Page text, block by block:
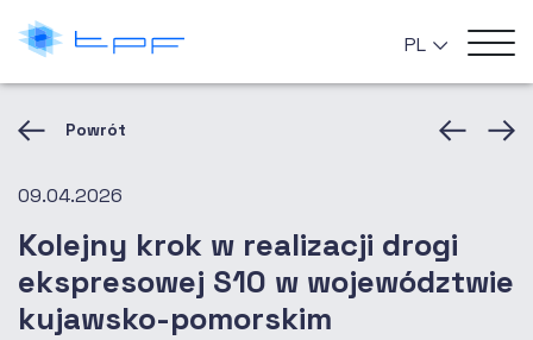
Powrót
09.04.2026
Kolejny krok w realizacji drogi
ekspresowej S10 w województwie
kujawsko-pomorskim
PL